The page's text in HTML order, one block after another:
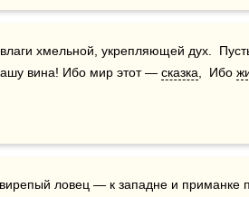
хмельной, укрепляющей дух.
вина! Ибо мир этот — сказка ,  Ибо
ловец — к западне и приманке